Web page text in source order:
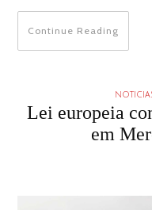
Continue Reading
Lei europeia
em